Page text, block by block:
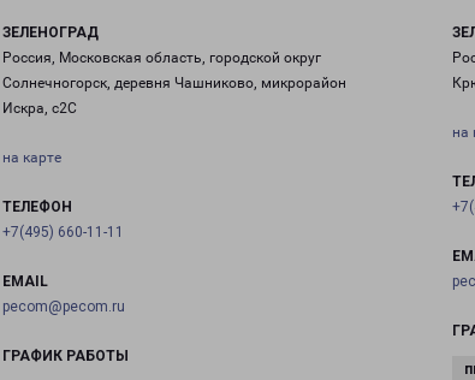
ЗЕЛЕНОГРАД
Россия, Московская область, городской округ
Солнечногорск, деревня Чашниково, микрорайон
Искра, с2С
на карте
ТЕЛЕФОН
+7(495) 660-11-11
EMAIL
pecom@pecom.ru
ГРАФИК РАБОТЫ
на